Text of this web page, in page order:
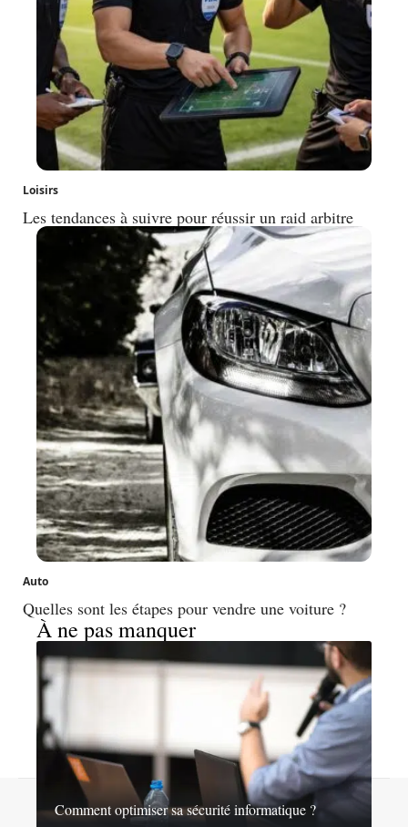
Loisirs
Les tendances à suivre pour réussir un raid arbitre
Auto
Quelles sont les étapes pour vendre une voiture ?
À ne pas manquer
Comment optimiser sa sécurité informatique ?
Contact Mentions légales Sitemap